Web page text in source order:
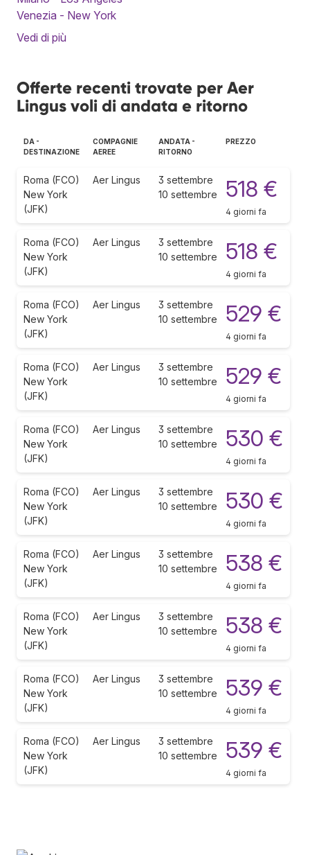
Venezia - New York
Vedi di più
Offerte recenti trovate per Aer
Lingus voli di andata e ritorno
DA -
DESTINAZIONE
COMPAGNIE
AEREE
ANDATA -
RITORNO
PREZZO
Roma (FCO)
New York
(JFK)
Aer Lingus
3 settembre
10 settembre
518 €
4 giorni fa
Roma (FCO)
New York
(JFK)
Aer Lingus
3 settembre
10 settembre
518 €
4 giorni fa
Roma (FCO)
New York
(JFK)
Aer Lingus
3 settembre
10 settembre
529 €
4 giorni fa
Roma (FCO)
New York
(JFK)
Aer Lingus
3 settembre
10 settembre
529 €
4 giorni fa
Roma (FCO)
New York
(JFK)
Aer Lingus
3 settembre
10 settembre
530 €
4 giorni fa
Roma (FCO)
New York
(JFK)
Aer Lingus
3 settembre
10 settembre
530 €
4 giorni fa
Roma (FCO)
New York
(JFK)
Aer Lingus
3 settembre
10 settembre
538 €
4 giorni fa
Roma (FCO)
New York
(JFK)
Aer Lingus
3 settembre
10 settembre
538 €
4 giorni fa
Roma (FCO)
New York
(JFK)
Aer Lingus
3 settembre
10 settembre
539 €
4 giorni fa
Roma (FCO)
New York
(JFK)
Aer Lingus
3 settembre
10 settembre
539 €
4 giorni fa